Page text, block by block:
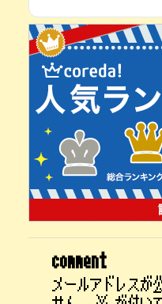
comment
メールアドレスが